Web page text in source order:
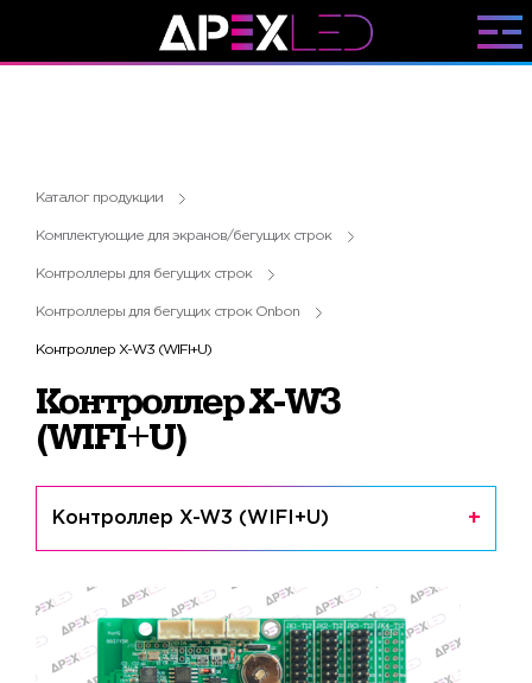
Каталог продукции
Комплектующие для экранов/бегущих строк
Контроллеры для бегущих строк
Контроллеры для бегущих строк Onbon
Контроллер X-W3 (WIFI+U)
Контроллер X-W3
(WIFI+U)
Контроллер X-W3 (WIFI+U)